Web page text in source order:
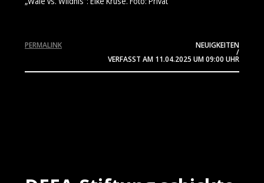
NEUIGKEITEN
/
VERFASST AM 11.04.2025 UM 09:00 UHR
PERMALINK